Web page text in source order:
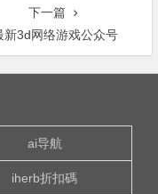
下一篇
新3d网络游戏公众号
ai导航
iherb折扣碼